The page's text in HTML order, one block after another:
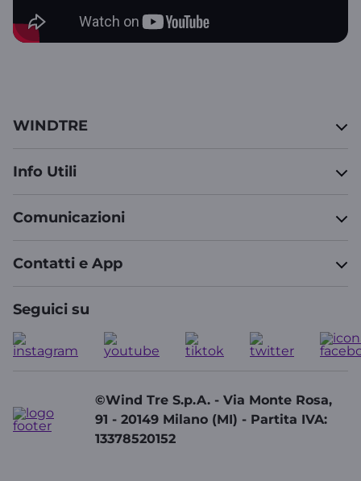
WINDTRE
Info Utili
Comunicazioni
Contatti e App
Seguici su
©Wind Tre S.p.A. - Via Monte Rosa,
91 - 20149 Milano (MI) - Partita IVA:
13378520152